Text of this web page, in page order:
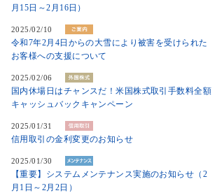
月15日～2月16日）
2025/02/10
令和7年2月4日からの大雪により被害を受けられた
お客様への支援について
2025/02/06
国内休場日はチャンスだ！米国株式取引手数料全額
キャッシュバックキャンペーン
2025/01/31
信用取引の金利変更のお知らせ
2025/01/30
【重要】システムメンテナンス実施のお知らせ（2
月1日～2月2日）